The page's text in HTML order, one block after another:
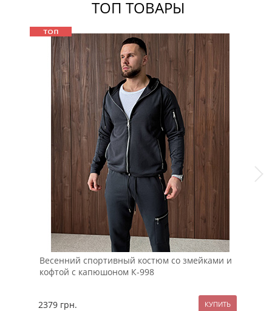
ТОП ТОВАРЫ
Весенний спортивный костюм со змейками и
кофтой с капюшоном К-998
2379 грн.